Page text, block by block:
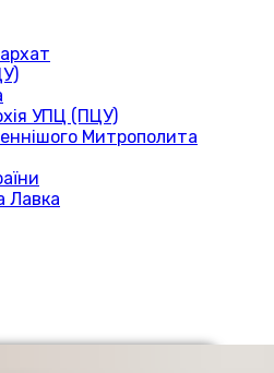
УПЦ (ПЦУ)
Митрополита
Лавка